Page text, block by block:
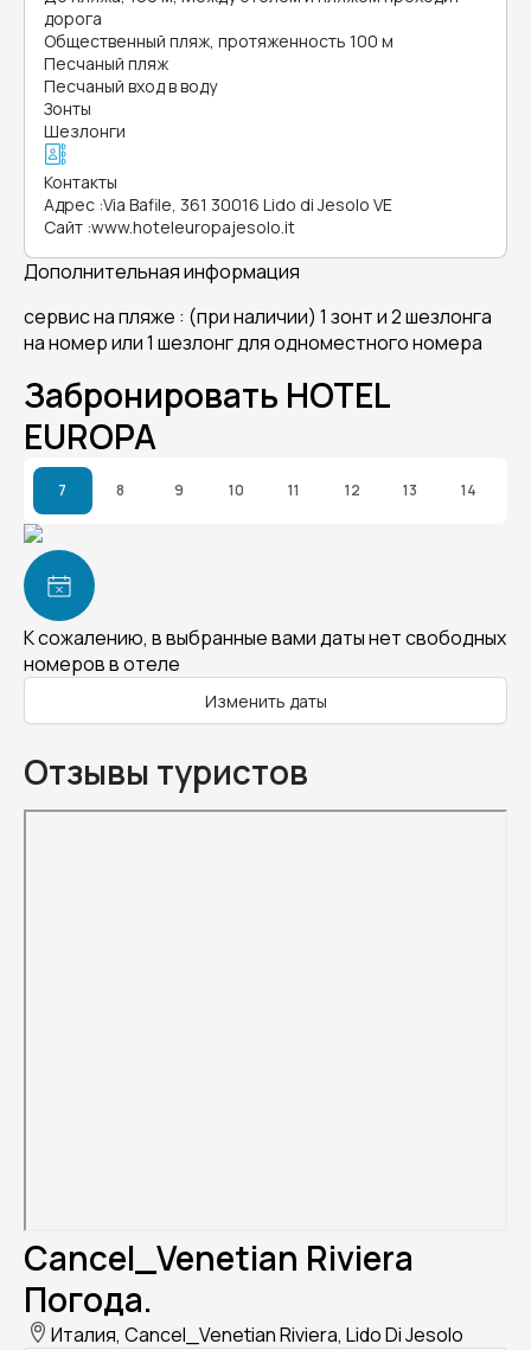
дорога
Общественный пляж, протяженность 100 м
Песчаный пляж
Песчаный вход в воду
Зонты
Шезлонги
Контакты
Адрес :Via Bafile, 361 30016 Lido di Jesolo VE
Сайт :www.hoteleuropajesolo.it
Дополнительная информация
сервис на пляже : (при наличии) 1 зонт и 2 шезлонга
на номер или 1 шезлонг для одноместного номера
Забронировать HOTEL
EUROPA
7 8 9 10 11 12 13 14
К сожалению, в выбранные вами даты нет свободных
номеров в отеле
Изменить даты
Отзывы туристов
Cancel_Venetian Riviera
Погода.
Италия, Cancel_Venetian Riviera, Lido Di Jesolo